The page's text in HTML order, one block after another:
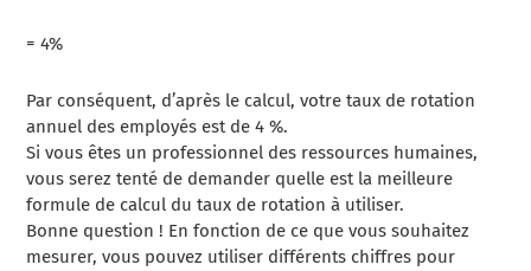
= 4%
Par conséquent, d’après le calcul, votre taux de rotation
annuel des employés est de 4 %.
Si vous êtes un professionnel des ressources humaines,
vous serez tenté de demander quelle est la meilleure
formule de calcul du taux de rotation à utiliser.
Bonne question ! En fonction de ce que vous souhaitez
mesurer, vous pouvez utiliser différents chiffres pour